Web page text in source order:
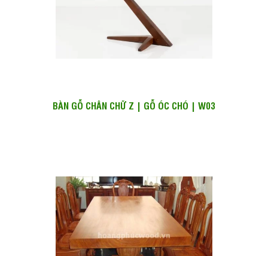
BÀN GỖ CHÂN CHỮ Z | GỖ ÓC CHÓ | W03